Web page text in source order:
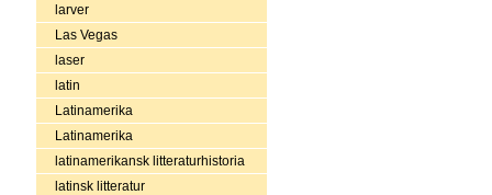
larver
Las Vegas
laser
latin
Latinamerika
Latinamerika
latinamerikansk litteraturhistoria
latinsk litteratur